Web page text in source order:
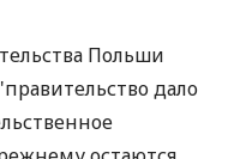
Польши
дало